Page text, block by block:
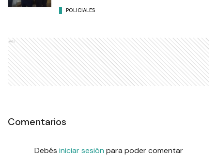
POLICIALES
Ads
Comentarios
Debés iniciar sesión para poder comentar